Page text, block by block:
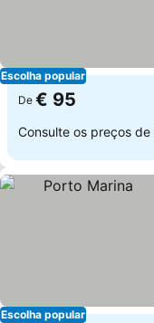
Escolha popular
De € 95
Consulte os preços de
Escolha popular